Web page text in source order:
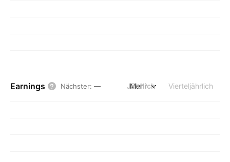
Earnings Nächster: — Jährlich Vierteljährlich
Mehr